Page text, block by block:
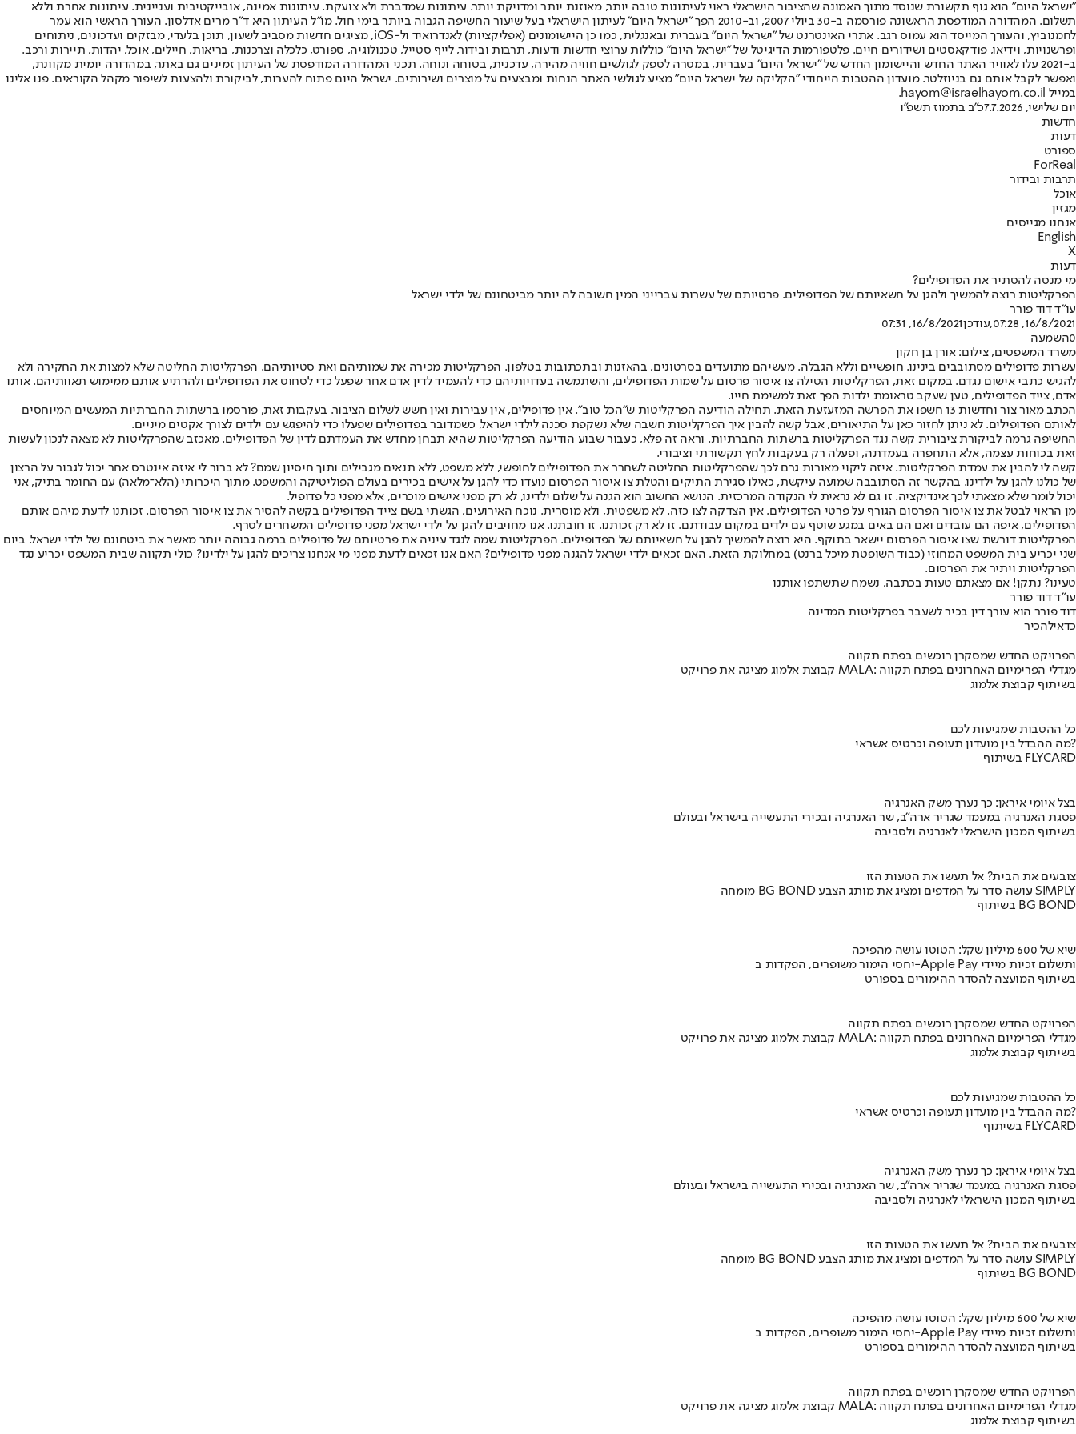
"ישראל היום" הוא גוף תקשורת שנוסד מתוך האמונה שהציבור הישראלי ראוי לעיתונות טובה יותר, מאוזנת יותר ומדויקת יותר. עיתונות שמדברת ולא צועקת. עיתונות אמינה, אובייקטיבית ועניינית. עיתונות אחרת וללא
תשלום. המהדורה המודפסת הראשונה פורסמה ב-30 ביולי 2007, וב-2010 הפך "ישראל היום" לעיתון הישראלי בעל שיעור החשיפה הגבוה ביותר בימי חול. מו"ל העיתון היא ד"ר מרים אדלסון. העורך הראשי הוא עמר
לחמנוביץ, והעורך המייסד הוא עמוס רגב. אתרי האינטרנט של "ישראל היום" בעברית ובאנגלית, כמו כן היישומונים (אפליקציות) לאנדרואיד ול-iOS, מציגים חדשות מסביב לשעון, תוכן בלעדי, מבזקים ועדכונים, ניתוחים
ופרשנויות, וידיאו, פודקאסטים ושידורים חיים. פלטפורמות הדיגיטל של "ישראל היום" כוללות ערוצי חדשות ודעות, תרבות ובידור, לייף סטייל, טכנולוגיה, ספורט, כלכלה וצרכנות, בריאות, חיילים, אוכל, יהדות, תיירות ורכב.
ב-2021 עלו לאוויר האתר החדש והיישומון החדש של "ישראל היום" בעברית, במטרה לספק לגולשים חוויה מהירה, עדכנית, בטוחה ונוחה. תכני המהדורה המודפסת של העיתון זמינים גם באתר, במהדורה יומית מקוונת,
ואפשר לקבל אותם גם בניוזלטר. מועדון ההטבות הייחודי "הקליקה של ישראל היום" מציע לגולשי האתר הנחות ומבצעים על מוצרים ושירותים. ישראל היום פתוח להערות, לביקורת ולהצעות לשיפור מקהל הקוראים. פנו אלינו
במייל hayom@israelhayom.co.il.
יום שלישי, 7.7.2026
כ"ב בתמוז תשפ"ו
חדשות
דעות
ספורט
ForReal
תרבות ובידור
אוכל
מגזין
אנחנו מגייסים
English
X
דעות
מי מנסה להסתיר את הפדופילים?
הפרקליטות רוצה להמשיך ולהגן על חשאיותם של הפדופילים. פרטיותם של עשרות עברייני המין חשובה לה יותר מביטחונם של ילדי ישראל
עו"ד דוד פורר
16/8/2021, 07:28
,עודכן16/8/2021, 07:31
0השמעה
משרד המשפטים, צילום: אורן בן חקון
עשרות פדופילים מסתובבים בינינו. חופשיים וללא הגבלה. מעשיהם מתועדים בסרטונים, בהאזנות ובתכתובות בטלפון. הפרקליטות מכירה את שמותיהם ואת סטיותיהם. הפרקליטות החליטה שלא למצות את החקירה ולא
להגיש כתבי אישום נגדם. במקום זאת, הפרקליטות הטילה צו איסור פרסום על שמות הפדופילים, והשתמשה בעדויותיהם כדי להעמיד לדין אדם אחר שפעל כדי לסחוט את הפדופילים ולהרתיע אותם ממימוש תאוותיהם. אותו
אדם, צייד הפדופילים, טען שעקב טראומת ילדות הפך זאת למשימת חייו.
הכתב מאור צור וחדשות 13 חשפו את הפרשה המזעזעת הזאת. תחילה הודיעה הפרקליטות ש"הכל טוב". אין פדופילים, אין עבירות ואין חשש לשלום הציבור. בעקבות זאת, פורסמו ברשתות החברתיות המעשים המיוחסים
לאותם הפדופילים. לא ניתן לחזור כאן על התיאורים, אבל קשה להבין איך הפרקליטות חשבה שלא נשקפת סכנה לילדי ישראל, כשמדובר בפדופילים שפעלו כדי להיפגש עם ילדים לצורך אקטים מיניים.
החשיפה גרמה לביקורת ציבורית קשה נגד הפרקליטות ברשתות החברתיות. וראה זה פלא, כעבור שבוע הודיעה הפרקליטות שהיא תבחן מחדש את העמדתם לדין של הפדופילים. מאכזב שהפרקליטות לא מצאה לנכון לעשות
זאת בכוחות עצמה, אלא התחפרה בעמדתה, ופעלה רק בעקבות לחץ תקשורתי וציבורי.
קשה לי להבין את עמדת הפרקליטות. איזה ליקוי מאורות גרם לכך שהפרקליטות החליטה לשחרר את הפדופילים לחופשי, ללא משפט, ללא תנאים מגבילים ותוך חיסיון שמם? לא ברור לי איזה אינטרס אחר יכול לגבור על הרצון
של כולנו להגן על ילדינו. בהקשר זה הסתובבה שמועה עיקשת, כאילו סגירת התיקים והטלת צו איסור הפרסום נועדו כדי להגן על אישים בכירים בעולם הפוליטיקה והמשפט. מתוך היכרותי (הלא־מלאה) עם החומר בתיק, אני
יכול לומר שלא מצאתי לכך אינדיקציה. זו גם לא נראית לי הנקודה המרכזית. הנושא החשוב הוא הגנה על שלום ילדינו, לא רק מפני אישים מוכרים, אלא מפני כל פדופיל.
מן הראוי לבטל את צו איסור הפרסום הגורף על פרטי הפדופילים. אין הצדקה לצו כזה. לא משפטית, ולא מוסרית. נוכח האירועים, הגשתי בשם צייד הפדופילים בקשה להסיר את צו איסור הפרסום. זכותנו לדעת מיהם אותם
הפדופילים, איפה הם עובדים ואם הם באים במגע שוטף עם ילדים במקום עבודתם. זו לא רק זכותנו. זו חובתנו. אנו מחויבים להגן על ילדי ישראל מפני פדופילים המשחרים לטרף.
הפרקליטות דורשת שצו איסור הפרסום יישאר בתוקף. היא רוצה להמשיך להגן על חשאיותם של הפדופילים. הפרקליטות שמה לנגד עיניה את פרטיותם של פדופילים ברמה גבוהה יותר מאשר את ביטחונם של ילדי ישראל. ביום
שני יכריע בית המשפט המחוזי (כבוד השופטת מיכל ברנט) במחלוקת הזאת. האם זכאים ילדי ישראל להגנה מפני פדופילים? האם אנו זכאים לדעת מפני מי אנחנו צריכים להגן על ילדינו? כולי תקווה שבית המשפט יכריע נגד
הפרקליטות ויתיר את הפרסום.
טעינו? נתקן! אם מצאתם טעות בכתבה, נשמח שתשתפו אותנו
עו"ד דוד פורר
דוד פורר הוא עורך דין בכיר לשעבר בפרקליטות המדינה
כדאילהכיר
הפרויקט החדש שמסקרן רוכשים בפתח תקווה
קבוצת אלמוג מציגה את פרויקט MALA: מגדלי הפרימיום האחרונים בפתח תקווה
בשיתוף קבוצת אלמוג
כל ההטבות שמגיעות לכם
מה ההבדל בין מועדון תעופה וכרטיס אשראי?
בשיתוף FLYCARD
בצל איומי איראן: כך נערך משק האנרגיה
פסגת האנרגיה במעמד שגריר ארה"ב, שר האנרגיה ובכירי התעשייה בישראל ובעולם
בשיתוף המכון הישראלי לאנרגיה ולסביבה
צובעים את הבית? אל תעשו את הטעות הזו
מומחה BG BOND עושה סדר על המדפים ומציג את מותג הצבע SIMPLY
בשיתוף BG BOND
שיא של 600 מיליון שקל: הטוטו עושה מהפיכה
יחסי הימור משופרים, הפקדות ב-Apple Pay ותשלום זכיות מיידי
בשיתוף המועצה להסדר ההימורים בספורט
הפרויקט החדש שמסקרן רוכשים בפתח תקווה
קבוצת אלמוג מציגה את פרויקט MALA: מגדלי הפרימיום האחרונים בפתח תקווה
בשיתוף קבוצת אלמוג
כל ההטבות שמגיעות לכם
מה ההבדל בין מועדון תעופה וכרטיס אשראי?
בשיתוף FLYCARD
בצל איומי איראן: כך נערך משק האנרגיה
פסגת האנרגיה במעמד שגריר ארה"ב, שר האנרגיה ובכירי התעשייה בישראל ובעולם
בשיתוף המכון הישראלי לאנרגיה ולסביבה
צובעים את הבית? אל תעשו את הטעות הזו
מומחה BG BOND עושה סדר על המדפים ומציג את מותג הצבע SIMPLY
בשיתוף BG BOND
שיא של 600 מיליון שקל: הטוטו עושה מהפיכה
יחסי הימור משופרים, הפקדות ב-Apple Pay ותשלום זכיות מיידי
בשיתוף המועצה להסדר ההימורים בספורט
הפרויקט החדש שמסקרן רוכשים בפתח תקווה
קבוצת אלמוג מציגה את פרויקט MALA: מגדלי הפרימיום האחרונים בפתח תקווה
בשיתוף קבוצת אלמוג